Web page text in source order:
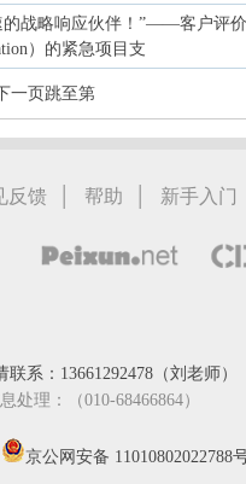
的战略响应伙伴！”——客户评
）的紧急项目支
一页跳至第
反馈 | 帮助 | 新手入门
系：13661292478（刘老师）
处理：（010-68466864）
京公网安备 11010802022788